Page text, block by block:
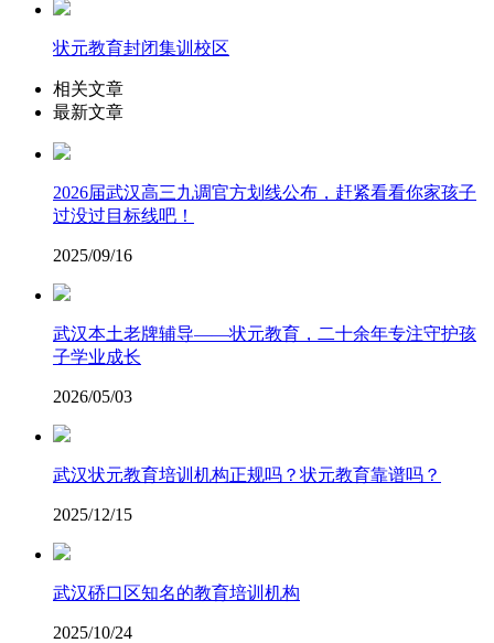
状元教育封闭集训校区
相关文章
最新文章
2026届武汉高三九调官方划线公布，赶紧看看你家孩子
过没过目标线吧！
2025/09/16
武汉本土老牌辅导——状元教育，二十余年专注守护孩
子学业成长
2026/05/03
武汉状元教育培训机构正规吗？状元教育靠谱吗？
2025/12/15
武汉硚口区知名的教育培训机构
2025/10/24